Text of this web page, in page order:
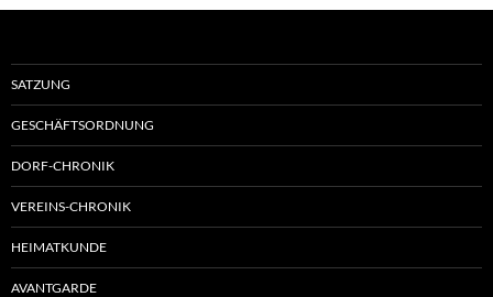
SATZUNG
GESCHÄFTSORDNUNG
DORF-CHRONIK
VEREINS-CHRONIK
HEIMATKUNDE
AVANTGARDE